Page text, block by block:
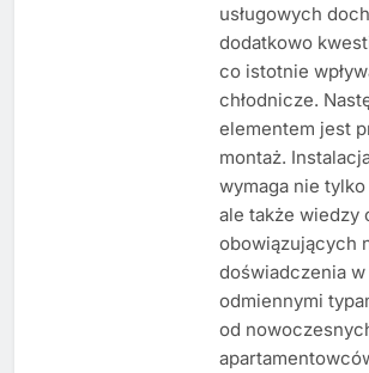
usługowych
dodatkowo
co istotnie
chłodnicze.
elementem jest
montaż.
wymaga nie tylko
ale także wiedzy
obowiązujących
doświadczenia
odmiennymi
od